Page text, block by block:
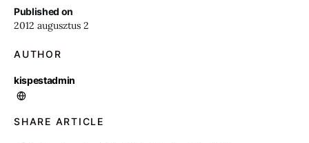
Published on
2012 augusztus 2
AUTHOR
kispestadmin
SHARE ARTICLE